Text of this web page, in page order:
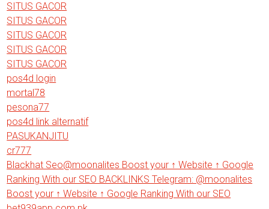
SITUS GACOR
SITUS GACOR
SITUS GACOR
SITUS GACOR
SITUS GACOR
pos4d login
mortal78
pesona77
pos4d link alternatif
PASUKANJITU
cr777
Blackhat Seo@moonalites Boost your ↑ Website ↑ Google
Ranking With our SEO BACKLINKS Telegram: @moonalites
Boost your ↑ Website ↑ Google Ranking With our SEO